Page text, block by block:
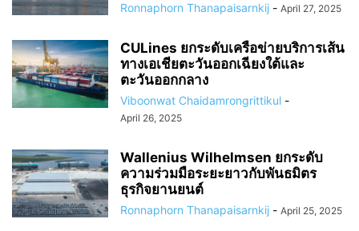
Ronnaphorn Thanapaisarnkij - April 27, 2025
CULines ยกระดับเครือข่ายบริการเส้น
ทางเอเชียตะวันออกเฉียงใต้และ
ตะวันออกกลาง
Viboonwat Chaidamrongrittikul -
April 26, 2025
Wallenius Wilhelmsen ยกระดับ
ความร่วมมือระยะยาวกับพันธมิตร
ธุรกิจยานยนต์
Ronnaphorn Thanapaisarnkij - April 25, 2025